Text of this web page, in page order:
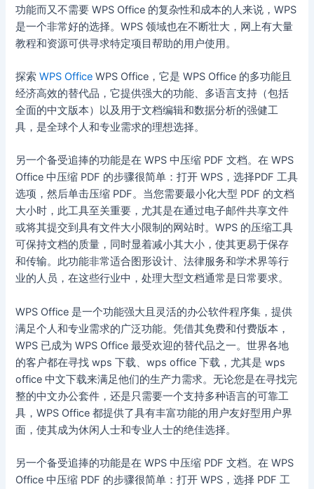
功能而又不需要 WPS Office 的复杂性和成本的人来说，WPS
是一个非常好的选择。WPS 领域也在不断壮大，网上有大量
教程和资源可供寻求特定项目帮助的用户使用。
探索WPS Office WPS Office，它是 WPS Office 的多功能且
经济高效的替代品，它提供强大的功能、多语言支持（包括
全面的中文版本）以及用于文档编辑和数据分析的强健工
具，是全球个人和专业需求的理想选择。
另一个备受追捧的功能是在 WPS 中压缩 PDF 文档。在 WPS
Office 中压缩 PDF 的步骤很简单：打开 WPS，选择PDF 工具
选项，然后单击压缩 PDF。当您需要最小化大型 PDF 的文档
大小时，此工具至关重要，尤其是在通过电子邮件共享文件
或将其提交到具有文件大小限制的网站时。WPS 的压缩工具
可保持文档的质量，同时显着减小其大小，使其更易于保存
和传输。此功能非常适合图形设计、法律服务和学术界等行
业的人员，在这些行业中，处理大型文档通常是日常要求。
WPS Office 是一个功能强大且灵活的办公软件程序集，提供
满足个人和专业需求的广泛功能。凭借其免费和付费版本，
WPS 已成为 WPS Office 最受欢迎的替代品之一。世界各地
的客户都在寻找 wps 下载、wps office 下载，尤其是 wps
office 中文下载来满足他们的生产力需求。无论您是在寻找完
整的中文办公套件，还是只需要一个支持多种语言的可靠工
具，WPS Office 都提供了具有丰富功能的用户友好型用户界
面，使其成为休闲人士和专业人士的绝佳选择。
另一个备受追捧的功能是在 WPS 中压缩 PDF 文档。在 WPS
Office 中压缩 PDF 的步骤很简单：打开 WPS，选择 PDF 工